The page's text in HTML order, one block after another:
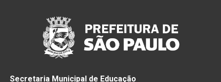
Secretaria Municipal de Educação